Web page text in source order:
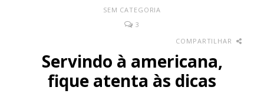
SEM CATEGORIA
3
COMPARTILHAR
Servindo à americana,
fique atenta às dicas